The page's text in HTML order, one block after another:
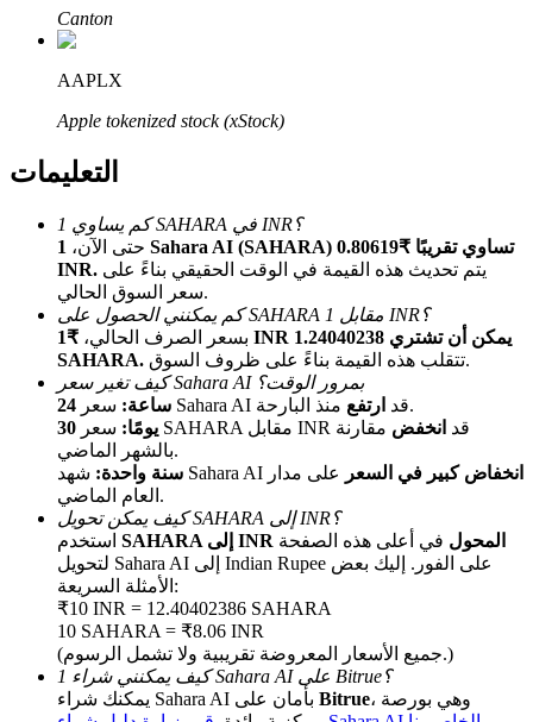
الإحالة
قم بدعوة صديق لتحصل على مكافآت نقدية
Deposit CASHCAT & Win
Canton
AAPLX
Apple tokenized stock (xStock)
التعليمات
كم يساوي 1 SAHARA في INR؟
حتى الآن، 1 Sahara AI (SAHARA) تساوي تقريبًا ₹0.80619
INR.
سعر السوق الحالي.
كم يمكنني الحصول على SAHARA مقابل 1 INR؟
بسعر الصرف الحالي،
₹1 INR يمكن أن تشتري 1.24040238
SAHARA.
تتقلب هذه القيمة بناءً على ظروف السوق.
كيف تغير سعر Sahara AI بمرور الوقت؟
24 ساعة:
سعر Sahara AI قد ارتفع
منذ البارحة.
30 يومًا:
سعر SAHARA مقابل INR قد انخفض مقارنة
بالشهر الماضي.
سنة واحدة: شهد Sahara AI انخفاض كبير في السعر
على مدار
العام الماضي.
كيف يمكن تحويل SAHARA إلى INR؟
SAHARA إلى INR المحول في أعلى هذه الصفحة
لتحويل Sahara AI إلى Indian Rupee على الفور. إليك بعض
الأمثلة السريعة:
₹10 INR = 12.40402386 SAHARA
10 SAHARA = ₹8.06 INR
(جميع الأسعار المعروضة تقريبية ولا تشمل الرسوم.)
كيف يمكنني شراء 1 Sahara AI على Bitrue؟
Bitrue، وهي بورصة